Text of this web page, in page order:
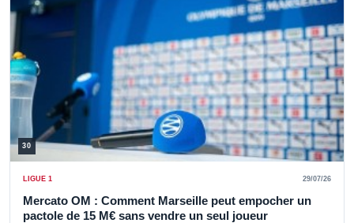
30
LIGUE 1 29/07/26
Mercato OM : Comment Marseille peut empocher un
pactole de 15 M€ sans vendre un seul joueur